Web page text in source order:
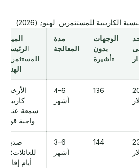
الكاريبية للمستثمرين الهنود (2026)
الوجهات
بدون
تأشيرة
مدة
المعالجة
الميزة
الرئيسية
للمستثمرين
الهنود
136
4-6
أشهر
الأرخص
كاريبياً؛
سمعة عناية
واجبة قوية
144
3-6
أشهر
صديق
أيام إقامة